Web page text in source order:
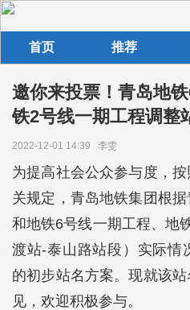
首页 推荐
邀你来投票！青岛地
铁2号线一期工程调整
2022-12-01 14:39 李雯
为提高社会公众参与度，
关规定，青岛地铁集团根
和地铁6号线一期工程、地
渡站-泰山路站段）实际情
的初步站名方案。现就该
见，欢迎积极参与。